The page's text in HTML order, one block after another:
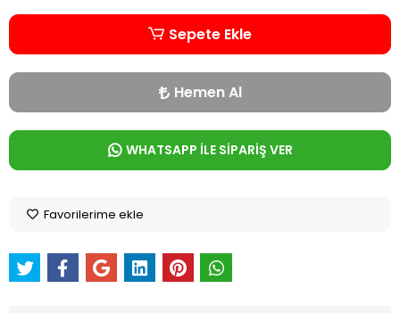
Sepete Ekle
Hemen Al
WHATSAPP İLE SİPARİŞ VER
Favorilerime ekle